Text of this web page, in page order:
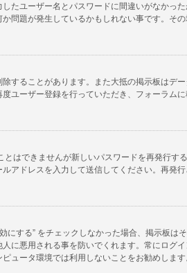
たユーザー名とパスワードに間違いがなかっ
問題が発生しているかもしれない事です。そ
することがあります。また大抵の掲示板は
ユーザー登録を行っていただき、フォーラムに
はできませんが新しいパスワードを再発行
アドレスを入力して送信してください。再発
にする” をチェックしなかった場合、掲示板
に悪用される事を防いでくれます。常にロ
ュータ環境では利用しないことをお勧めし